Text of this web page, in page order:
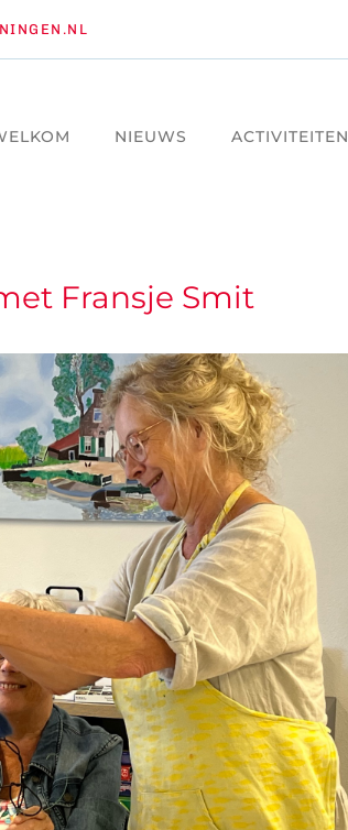
NIEUWS ACTIVITEITEN
Fransje Smit